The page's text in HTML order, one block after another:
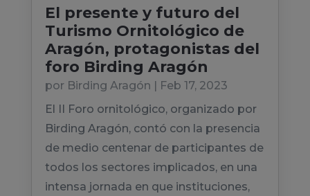
El presente y futuro del
Turismo Ornitológico de
Aragón, protagonistas del
foro Birding Aragón
por Birding Aragón | Feb 17, 2023
El II Foro ornitológico, organizado por
Birding Aragón, contó con la presencia
de medio centenar de participantes de
todos los sectores implicados, en una
intensa jornada en que instituciones,